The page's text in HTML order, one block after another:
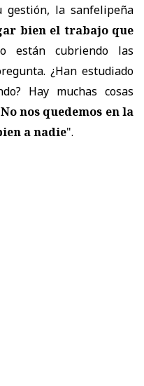
gestión, la sanfelipeña
bien el trabajo que
están cubriendo las
¿Han estudiado
Hay muchas cosas
No nos quedemos en la
a nadie".